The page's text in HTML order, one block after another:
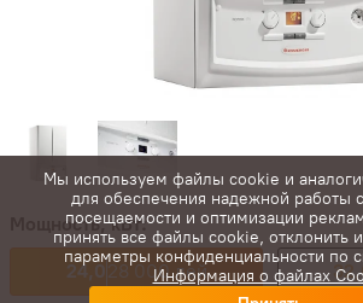
Мощность, кВт:
24,0 28 000 лей
Мы используем файлы cookie и
для обеспечения надежной работы
посещаемости и оптимизации
принять все файлы cookie, отклонить
параметры конфиденциальности по
Информация о файлах